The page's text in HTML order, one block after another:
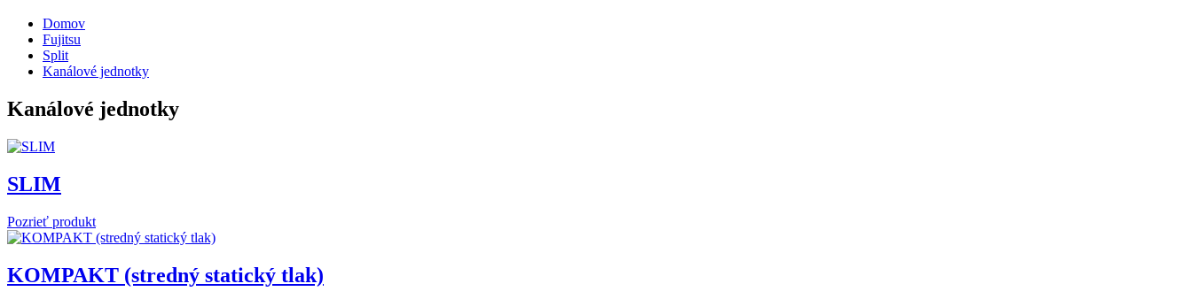
Domov
Fujitsu
Split
Kanálové jednotky
Kanálové jednotky
SLIM
Pozrieť produkt
KOMPAKT (stredný statický tlak)